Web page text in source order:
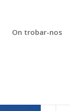
On trobar-nos